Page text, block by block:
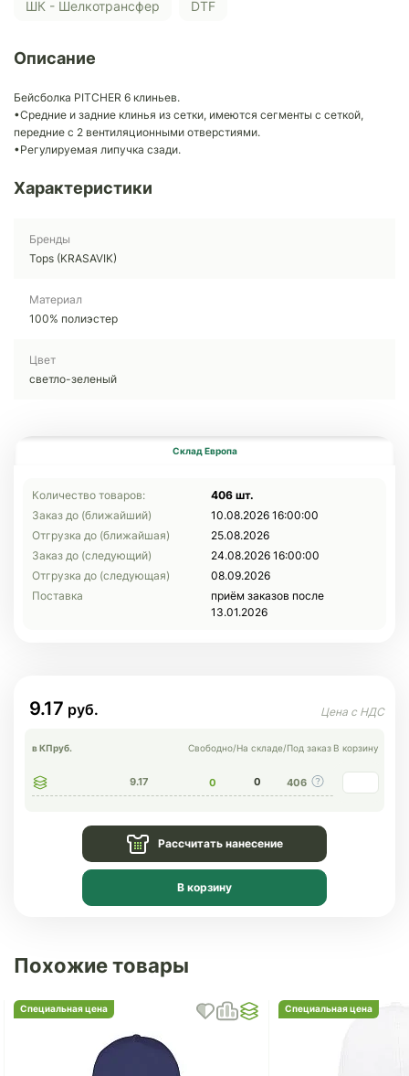
ШК - Шелкотрансфер DTF
Описание
Бейсболка PITCHER 6 клиньев.
•Средние и задние клинья из сетки, имеются сегменты с сеткой,
передние с 2 вентиляционными отверстиями.
•Регулируемая липучка сзади.
Характеристики
Бренды
Tops (KRASAVIK)
Материал
100% полиэстер
Цвет
светло-зеленый
Склад Европа
Количество товаров:
406 шт.
Заказ до (ближайший)
10.08.2026 16:00:00
Отгрузка до (ближайшая)
25.08.2026
Заказ до (следующий)
24.08.2026 16:00:00
Отгрузка до (следующая)
08.09.2026
Поставка
приём заказов после
13.01.2026
9.17
в КПруб. Свободно/На складе/Под заказ В корзину
9.17 0 0 406
Рассчитать нанесение
В корзину
Похожие товары
Специальная цена Специальная цена